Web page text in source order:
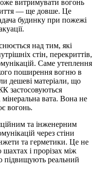
витримувати вогонь
— ще довше. Це
будинку при пожежі
над тим, які
стін, перекриттів,
Саме утеплення
поширення вогню в
дешеві матеріали, що
застосовуються
вата. Вона не
вогонь.
та інженерним
через стіни
та герметики. Це не
і прорізах між
підвищують реальний